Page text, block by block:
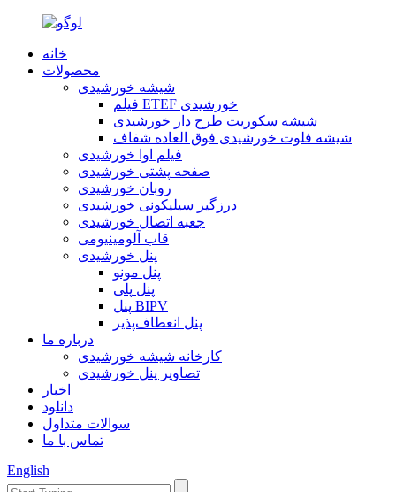
خانه
محصولات
شیشه خورشیدی
فیلم ETEF خورشیدی
شیشه سکوریت طرح دار خورشیدی
شیشه فلوت خورشیدی فوق العاده شفاف
فیلم اوا خورشیدی
صفحه پشتی خورشیدی
روبان خورشیدی
درزگیر سیلیکونی خورشیدی
جعبه اتصال خورشیدی
قاب آلومینیومی
پنل خورشیدی
پنل مونو
پنل پلی
پنل BIPV
پنل انعطاف‌پذیر
درباره ما
کارخانه شیشه خورشیدی
تصاویر پنل خورشیدی
اخبار
دانلود
سوالات متداول
تماس با ما
English